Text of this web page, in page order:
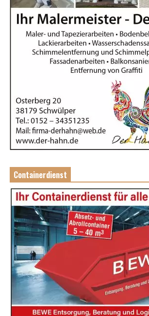
Containerdienst